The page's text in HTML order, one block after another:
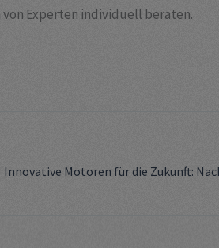
von Experten individuell beraten.